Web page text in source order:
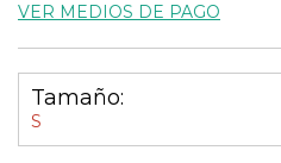
VER MEDIOS DE PAGO
Tamaño:
S